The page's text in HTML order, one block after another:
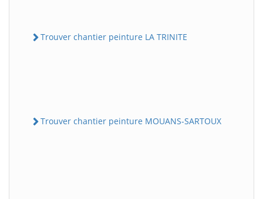
Trouver chantier peinture LA TRINITE
Trouver chantier peinture MOUANS-SARTOUX